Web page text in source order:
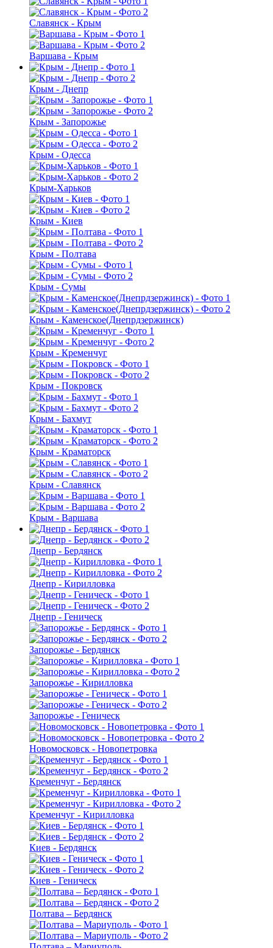
Славянск - Крым
Варшава - Крым
Крым - Днепр
Крым - Запорожье
Крым - Одесса
Крым-Харьков
Крым - Киев
Крым - Полтава
Крым - Сумы
Крым - Каменское(Днепрдзержинск)
Крым - Кременчуг
Крым - Покровск
Крым - Бахмут
Крым - Краматорск
Крым - Славянск
Крым - Варшава
Днепр - Бердянск
Днепр - Кирилловка
Днепр - Геническ
Запорожье - Бердянск
Запорожье - Кирилловка
Запорожье - Геническ
Новомосковск - Новопетровка
Кременчуг - Бердянск
Кременчуг - Кирилловка
Киев - Бердянск
Киев - Геническ
Полтава – Бердянск